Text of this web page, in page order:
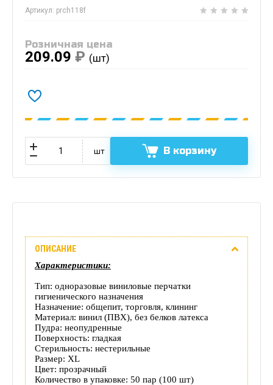
Артикул: prch118f
Розничная цена
209.09 ₽ (шт)
шт В корзину
Отзывы
(0)
Доставка
этого
товара
ОПИСАНИЕ
Характеристики:
Тип: одноразовые виниловые перчатки
гигиенического назначения
Назначение: общепит, торговля, клининг
Материал: винил (ПВХ), без белков латекса
Пудра: неопудренные
Поверхность: гладкая
Стерильность: нестерильные
Размер: XL
Цвет: прозрачный
Количество в упаковке: 50 пар (100 шт)